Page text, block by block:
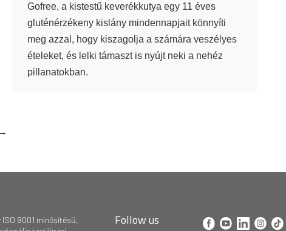
Gofree, a kistestű keverékkutya egy 11 éves
gluténérzékeny kislány mindennapjait könnyíti
meg azzal, hogy kiszagolja a számára veszélyes
ételeket, és lelki támaszt is nyújt neki a nehéz
pillanatokban.
→
9001 minősítésű,
Follow us